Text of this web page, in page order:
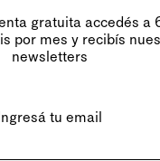
gratuita accedés a
por mes y recibís
newsletters
tu email